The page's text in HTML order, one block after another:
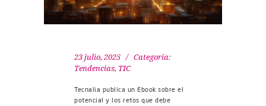
23 julio, 2025
Categoría:
Tendencias, TIC
Tecnalia publica un Ebook sobre el
potencial y los retos que debe